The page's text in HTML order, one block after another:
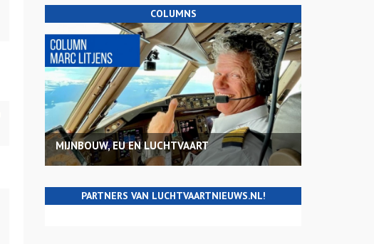
COLUMNS
MIJNBOUW, EU EN LUCHTVAART
PARTNERS VAN LUCHTVAARTNIEUWS.NL!